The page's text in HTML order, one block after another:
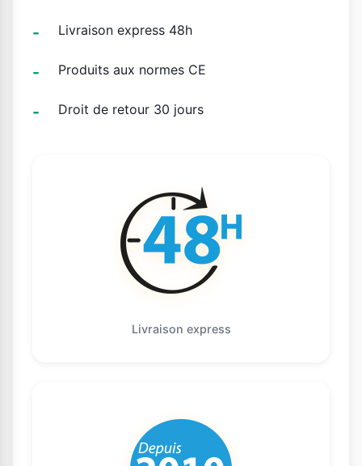
Livraison express 48h
Produits aux normes CE
Droit de retour 30 jours
Livraison express